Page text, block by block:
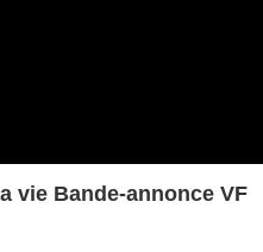
vie Bande-annonce VF